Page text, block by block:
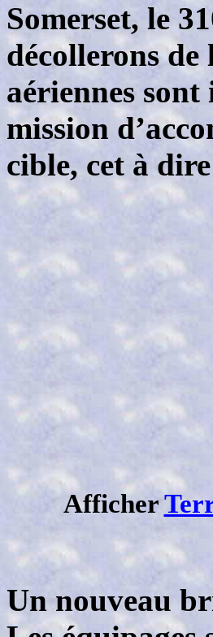
Somerset, le
décollerons de
aériennes
mission
cible, cet à
Afficher
Un nouveau